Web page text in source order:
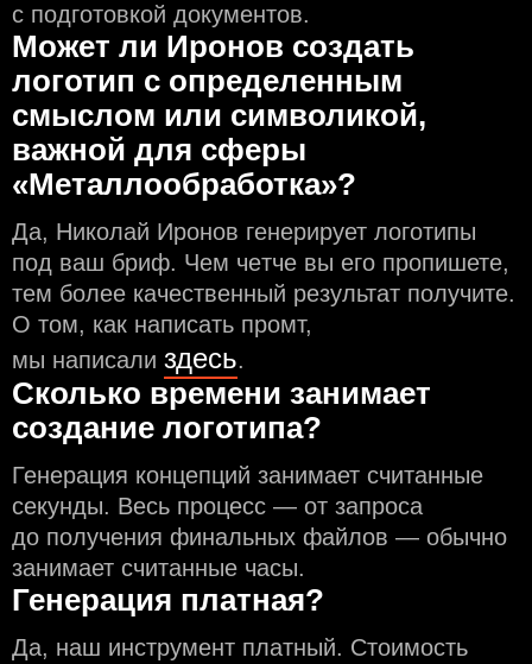
с подготовкой документов.
Может ли Иронов создать
логотип с определeнным
смыслом или символикой,
важной для сферы
«Металлообработка»?
Да, Николай Иронов генерирует логотипы
под ваш бриф. Чем чeтче вы его пропишете,
тем более качественный результат получите.
О том, как написать промт,
мы написали здесь.
Сколько времени занимает
создание логотипа?
Генерация концепций занимает считанные
секунды. Весь процесс — от запроса
до получения финальных файлов — обычно
занимает считанные часы.
Генерация платная?
Да, наш инструмент платный. Стоимость